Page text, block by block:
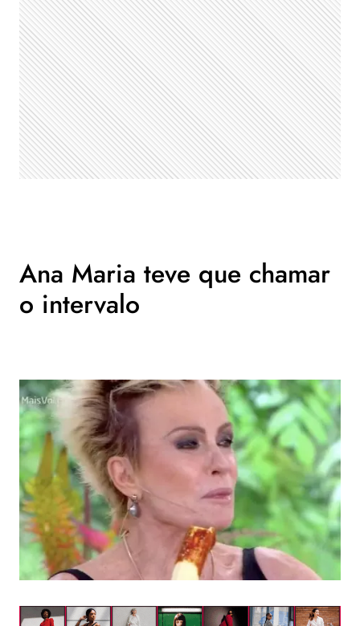
Ana Maria teve que chamar
o intervalo